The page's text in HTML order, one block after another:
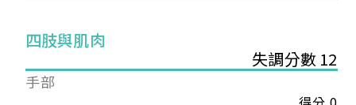
四肢與肌肉
失調分數 12
手部
您已成功送出會員申請
您好，您的會員申請，已成功送出，經本協會理事
會審核通過後即通知您進行繳費，繳費資訊如下